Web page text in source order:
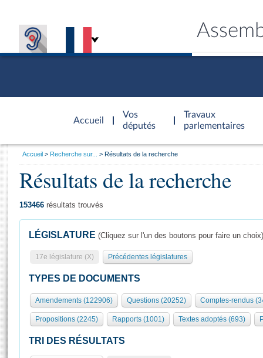
Accueil
d'accueil
Vos
députés
Travaux
parlementaires
Présidence
577 députés
Groupes politiques
Séance publique
Commissions et autres organes
Europe et International
Général
Rôle et pouvoirs de l'Assemblée
Organisation de l'Assemblée
Présidence Conférence des Présidents Bureau Collège des
Visiter l'Assemblée
Visite virtuelle du palais Bourbon
Assister à une séance
Vous
Accueil Recherche sur... Résultats de la recherche
Résultats de la recherche
153466 résultats trouvés
LÉGISLATURE (Cliquez sur l'un des boutons pour faire un choix)
17e législature (X) Précédentes législatures
TYPES DE DOCUMENTS
Amendements (122906) Questions (20252) Comptes-rendus
Propositions (2245) Rapports (1001) Textes adoptés (693)
TRI DES RÉSULTATS